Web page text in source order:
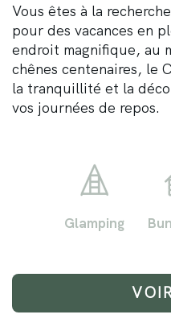
Vous êtes à la
pour des vacances en
endroit magnifique, au
chênes centenaires, le
la tranquillité et la
vos journées de repos.
Glamping